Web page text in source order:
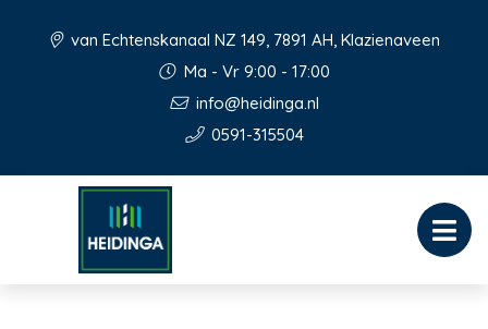
van Echtenskanaal NZ 149, 7891 AH, Klazienaveen
Ma - Vr 9:00 - 17:00
info@heidinga.nl
0591-315504